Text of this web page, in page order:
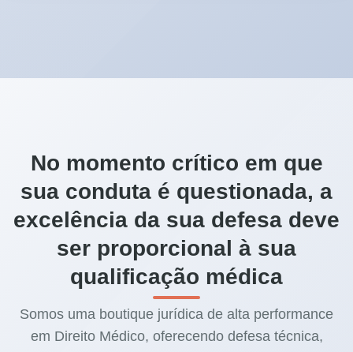
No momento crítico em que
sua conduta é questionada, a
excelência da sua defesa deve
ser proporcional à sua
qualificação médica
Somos uma boutique jurídica de alta performance
em Direito Médico, oferecendo defesa técnica,